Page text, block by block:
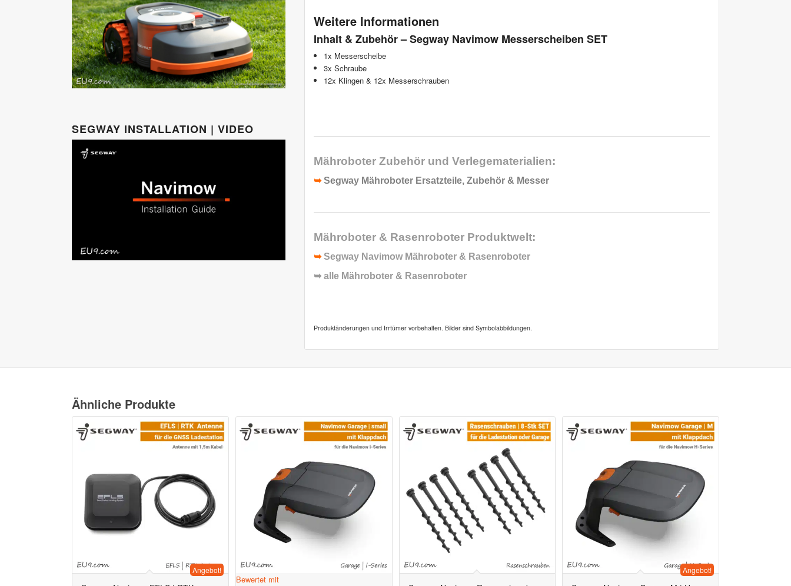
SEGWAY INSTALLATION | VIDEO
Weitere Informationen
Inhalt & Zubehör – Segway Navimow Messerscheiben SET
1x Messerscheibe
3x Schraube
12x Klingen & 12x Messerschrauben
Mähroboter Zubehör und Verlegematerialien:
➥ Segway Mähroboter Ersatzteile, Zubehör & Messer
Mähroboter & Rasenroboter Produktwelt:
➥ Segway Navimow Mähroboter & Rasenroboter
➥ alle Mähroboter & Rasenroboter
Produktänderungen und Irrtümer vorbehalten. Bilder sind Symbolabbildungen.
Ähnliche Produkte
Angebot!
Bewertet mit
Angebot!